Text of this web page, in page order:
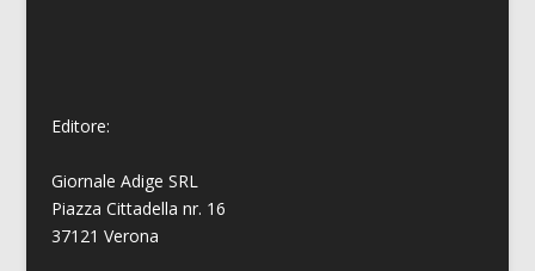
Editore:
Giornale Adige SRL
Piazza Cittadella nr. 16
37121 Verona